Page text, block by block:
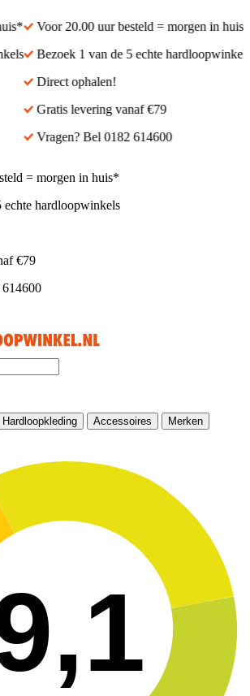
Voor 20.00 uur besteld = morgen in huis*
Bezoek 1 van de 5 echte hardloopwinkels
Direct ophalen!
Gratis levering vanaf €79
Vragen? Bel 0182 614600
= morgen in huis*
echte hardloopwinkels
€79
Hardloopkleding Accessoires
Merken